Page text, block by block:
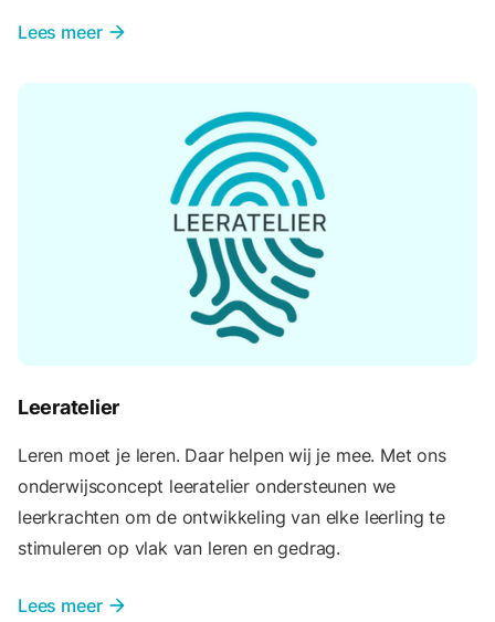
Lees meer arrow_forward
Leeratelier
Leren moet je leren. Daar helpen wij je mee. Met ons
onderwijsconcept leeratelier ondersteunen we
leerkrachten om de ontwikkeling van elke leerling te
stimuleren op vlak van leren en gedrag.
Lees meer arrow_forward